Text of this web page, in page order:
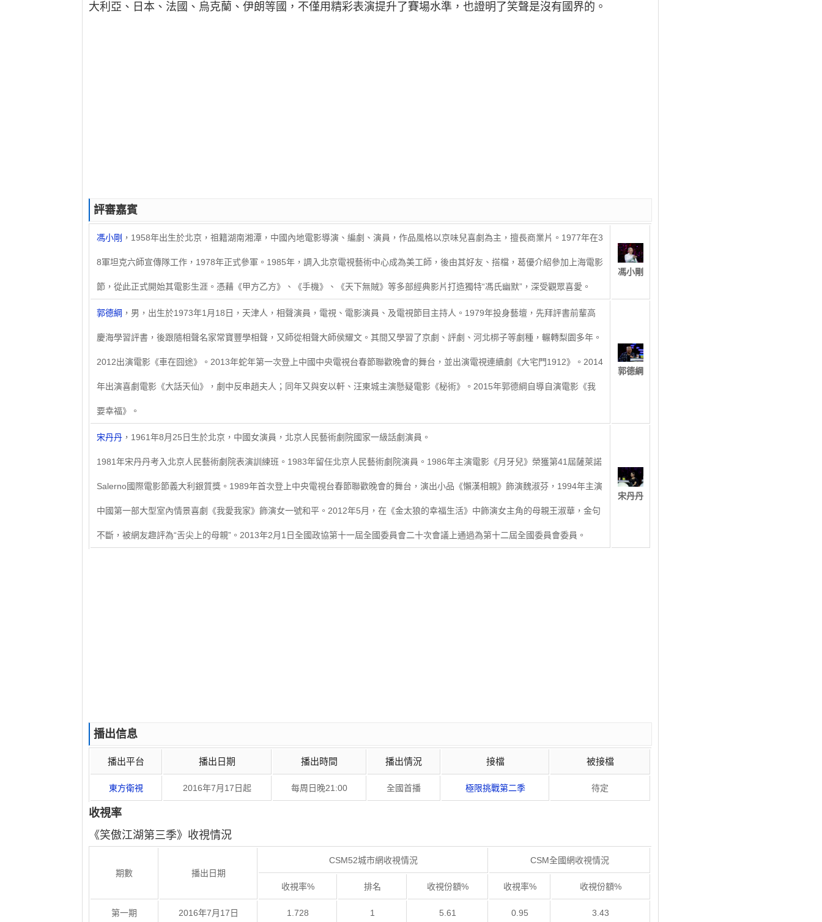
大利亞、日本、法國、烏克蘭、伊朗等國，不僅用精彩表演提升了賽場水準，也證明了笑聲是沒有國界的。
評審嘉賓
馮小剛 ，1958年出生於北京，祖籍湖南湘潭，中國內地電影導演、編劇、演員，作品風格以京味兒喜劇為主，擅長商業片。1977年在3
8軍坦克六師宣傳隊工作，1978年正式參軍。1985年，調入北京電視藝術中心成為美工師，後由其好友、搭檔，葛優介紹參加上海電影
節，從此正式開始其電影生涯。憑藉《甲方乙方》、《手機》、《天下無賊》等多部經典影片打造獨特“馮氏幽默”，深受觀眾喜愛。
馮小剛
郭德綱 ，男，出生於1973年1月18日，天津人，相聲演員，電視、電影演員、及電視節目主持人。1979年投身藝壇，先拜評書前輩高
慶海學習評書，後跟隨相聲名家常寶豐學相聲，又師從相聲大師侯耀文。其間又學習了京劇、評劇、河北梆子等劇種，輾轉梨園多年。
2012出演電影《車在囧途》。2013年蛇年第一次登上中國中央電視台春節聯歡晚會的舞台，並出演電視連續劇《大宅門1912》。2014
年出演喜劇電影《大話天仙》，劇中反串趙夫人；同年又與安以軒、汪東城主演懸疑電影《秘術》。2015年郭德綱自導自演電影《我
要幸福》。
郭德綱
​宋丹丹 ，1961年8月25日生於北京，中國女演員，北京人民藝術劇院國家一級話劇演員。
1981年宋丹丹考入北京人民藝術劇院表演訓練班。1983年留任北京人民藝術劇院演員。1986年主演電影《月牙兒》榮獲第41屆薩萊諾
Salerno國際電影節義大利銀質獎。1989年首次登上中央電視台春節聯歡晚會的舞台，演出小品《懶漢相親》飾演魏淑芬，1994年主演
中國第一部大型室內情景喜劇《我愛我家》飾演女一號和平。2012年5月，在《金太狼的幸福生活》中飾演女主角的母親王淑華，金句
不斷，被網友趣評為“舌尖上的母親”。2013年2月1日全國政協第十一屆全國委員會二十次會議上通過為第十二屆全國委員會委員。
宋丹丹
播出信息
播出平台 播出日期 播出時間 播出情況 接檔 被接檔
東方衛視 2016年7月17日起 每周日晚21:00 全國首播 極限挑戰第二季 待定
收視率
《笑傲江湖第三季》收視情況
期數 播出日期
CSM52城市網收視情況 CSM全國網收視情況
收視率% 排名 收視份額% 收視率% 收視份額%
第一期 2016年7月17日 1.728 1 5.61 0.95 3.43